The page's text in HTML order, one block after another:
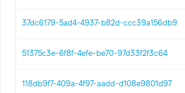
37dc6179-5ad4-4937-b82d-ccc39a156db9
51375c3e-6f8f-4efe-be70-97d33f2f3c64
118db9f7-409a-4f97-aadd-d108e9801d97